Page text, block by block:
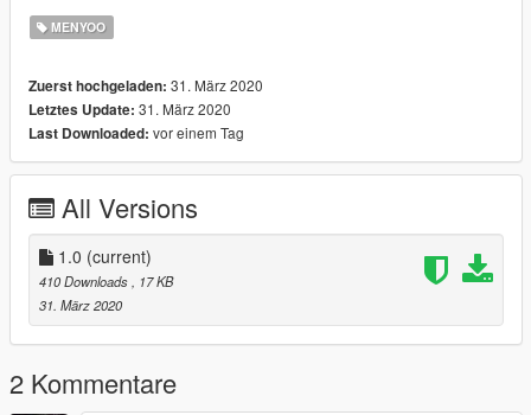
MENYOO
Zuerst hochgeladen: 31. März 2020
Letztes Update: 31. März 2020
Last Downloaded: vor einem Tag
All Versions
1.0 (current)
410 Downloads
, 17 KB
31. März 2020
2 Kommentare